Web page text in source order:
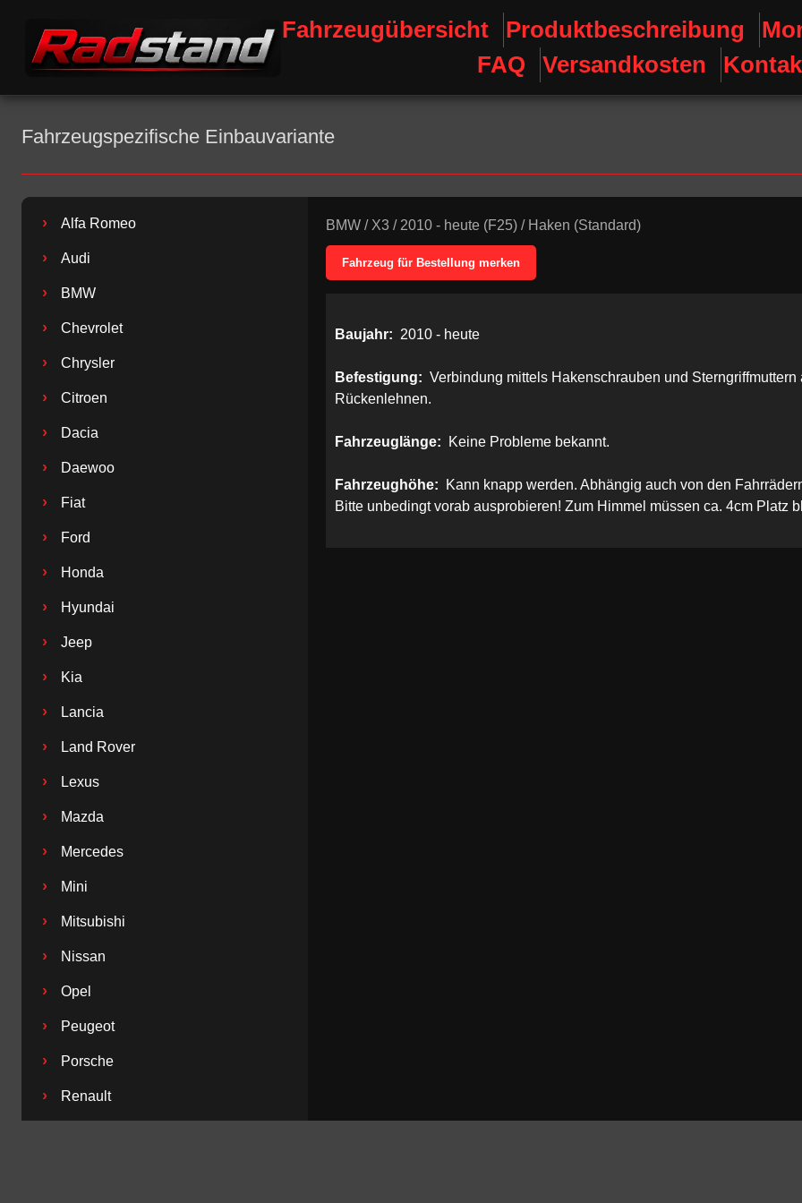
Fahrzeugübersicht Produktbeschreibung
FAQ
Versandkosten
Fahrzeugspezifische Einbauvariante
› Alfa Romeo
› Audi
› BMW
› Chevrolet
› Chrysler
› Citroen
› Dacia
› Daewoo
› Fiat
› Ford
› Honda
› Hyundai
› Jeep
› Kia
› Lancia
› Land Rover
› Lexus
› Mazda
› Mercedes
› Mini
› Mitsubishi
› Nissan
› Opel
› Peugeot
› Porsche
› Renault
BMW / X3 / 2010 - heute (F25) / Haken (Standard)
Fahrzeug für Bestellung merken
Baujahr: 2010 - heute
Befestigung: Verbindung mittels Hakenschrauben und
Rückenlehnen.
Fahrzeuglänge: Keine Probleme bekannt.
Fahrzeughöhe:
Kann knapp werden. Abhängig auch von den
Bitte unbedingt vorab ausprobieren! Zum Himmel müssen ca. 4cm Platz